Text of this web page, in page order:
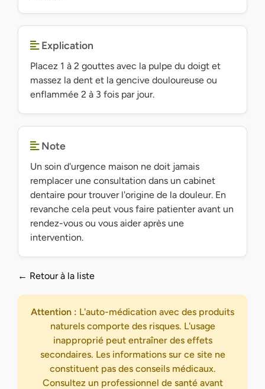
Explication
Placez 1 à 2 gouttes avec la pulpe du doigt et
massez la dent et la gencive douloureuse ou
enflammée 2 à 3 fois par jour.
Note
Un soin d'urgence maison ne doit jamais
remplacer une consultation dans un cabinet
dentaire pour trouver l'origine de la douleur. En
revanche cela peut vous faire patienter avant un
rendez-vous ou vous aider après une
intervention.
← Retour à la liste
Attention : L'auto-médication avec des produits
naturels comporte des risques. L'usage
inapproprié peut entraîner des effets
secondaires. Les informations sur ce site ne
constituent pas des conseils médicaux.
Consultez un professionnel de santé avant